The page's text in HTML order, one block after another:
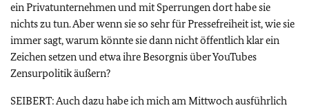
ein Privatunternehmen und mit Sperrungen dort habe sie
nichts zu tun. Aber wenn sie so sehr für Pressefreiheit ist, wie sie
immer sagt, warum könnte sie dann nicht öffentlich klar ein
Zeichen setzen und etwa ihre Besorgnis über YouTubes
Zensurpolitik äußern?
SEIBERT: Auch dazu habe ich mich am Mittwoch ausführlich